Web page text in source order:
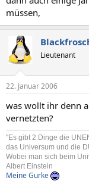
müssen,
Lieutenant
22. Januar 2006
was wollt ihr denn
vernetzten?
"Es gibt 2 Dinge die
das Universum und die
Wobei man sich beim
Albert Einstein
Meine Gurke